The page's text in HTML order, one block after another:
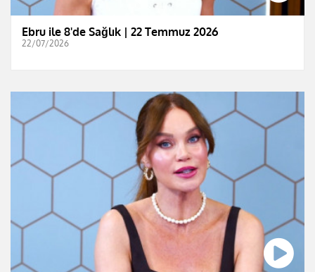
Ebru ile 8'de Sağlık | 22 Temmuz 2026
22/07/2026